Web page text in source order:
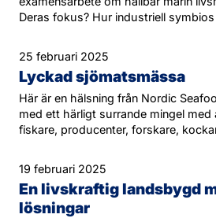
Deras fokus? Hur industriell symbios
25 februari 2025
Lyckad sjömatsmässa
Här är en hälsning från Nordic
med ett härligt surrande mingel med
fiskare, producenter, forskare,
19 februari 2025
En livskraftig landsbygd
lösningar